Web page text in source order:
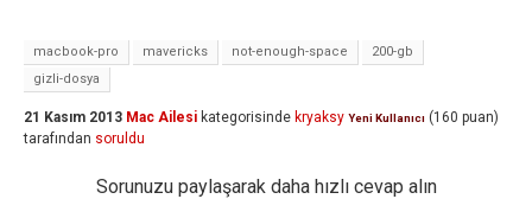
macbook-pro mavericks not-enough-space
200-gb
gizli-dosya
21 Kasım 2013 Mac Ailesi kategorisinde kryaksy Yeni Kullanıcı (160 puan)
tarafından soruldu
Sorunuzu paylaşarak daha hızlı cevap alın